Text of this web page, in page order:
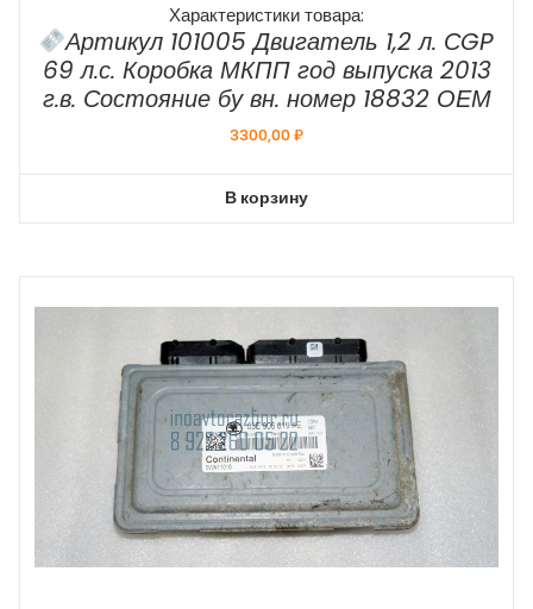
Характеристики товара:
Артикул 101005 Двигатель 1,2 л. СGP
69 л.с. Коробка МКПП год выпуска 2013
г.в. Состояние бу вн. номер 18832 ОЕМ
3300,00₽
В корзину